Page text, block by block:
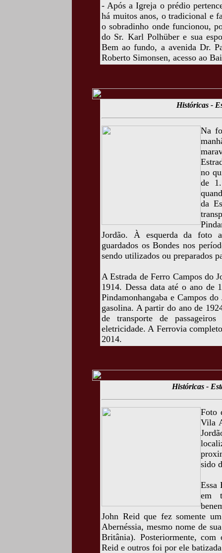
- Após a Igreja o prédio
há muitos anos, o tradicional e
o sobradinho onde funcionou,
do Sr. Karl Polhüber e sua
Bem ao fundo, a avenida Dr.
Roberto Simonsen, acesso ao
Históricas -
Na
no
de
da
Jordão. À esquerda da foto
guardados os Bondes nos
sendo utilizados ou preparados
A Estrada de Ferro Campos do
1914. Dessa data até o ano de
Pindamonhangaba e Campos
gasolina. A partir do ano de
de transporte de
eletricidade. A Ferrovia
2014.
Históricas -
Foto
Vila
sido
Essa
em
John Reid que fez somente
Abernéssia, mesmo nome de
Britânia). Posteriormente,
Reid e outros foi por ele